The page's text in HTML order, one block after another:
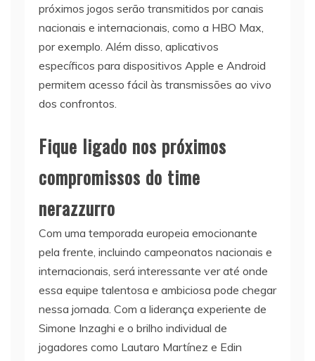
próximos jogos serão transmitidos por canais
nacionais e internacionais, como a HBO Max,
por exemplo. Além disso, aplicativos
específicos para dispositivos Apple e Android
permitem acesso fácil às transmissões ao vivo
dos confrontos.
Fique ligado nos próximos
compromissos do time
nerazzurro
Com uma temporada europeia emocionante
pela frente, incluindo campeonatos nacionais e
internacionais, será interessante ver até onde
essa equipe talentosa e ambiciosa pode chegar
nessa jornada. Com a liderança experiente de
Simone Inzaghi e o brilho individual de
jogadores como Lautaro Martínez e Edin